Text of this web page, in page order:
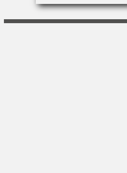
(03528) 4040-0